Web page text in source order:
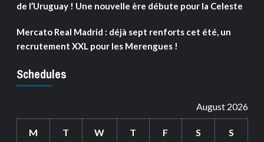
de l’Uruguay ! Une nouvelle ère débute pour la Celeste
Mercato Real Madrid : déjà sept renforts cet été, un
recrutement XXL pour les Merengues !
Schedules
August 2026
M T W T F S S